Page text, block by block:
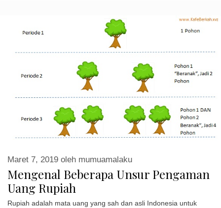
Mengenal Beberapa Unsur Pengaman
Uang Rupiah
Maret 7, 2019 oleh mumuamalaku
Rupiah adalah mata uang yang sah dan asli Indonesia untuk